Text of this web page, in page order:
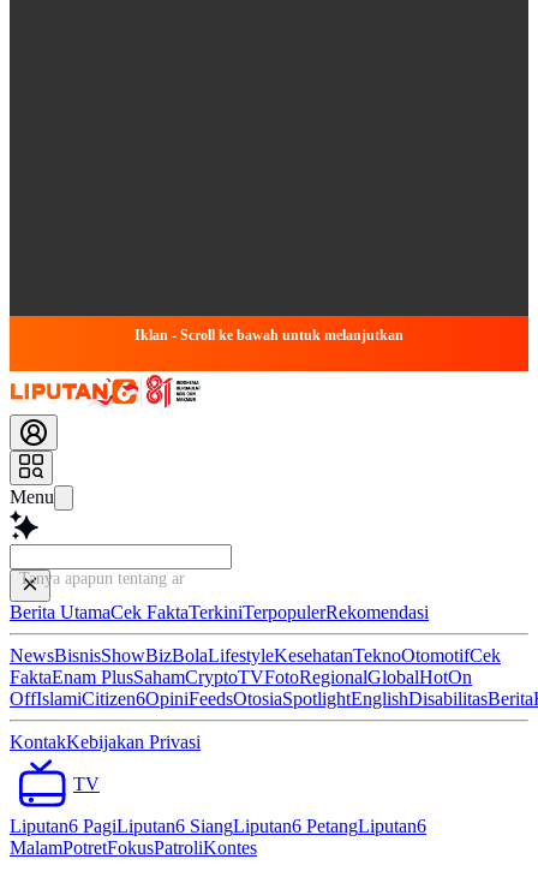
Iklan - Scroll ke bawah untuk melanjutkan
Menu
Tanya apapun tentang artikel i
Berita UtamaCek FaktaTerkiniTerpopulerRekomendasi
NewsBisnisShowBizBolaLifestyleKesehatanTeknoOtomotifCek
FaktaEnam PlusSahamCryptoTVFotoRegionalGlobalHotOn
OffIslamiCitizen6OpiniFeedsOtosiaSpotlightEnglishDisabilitasBerita
KontakKebijakan Privasi
TV
Liputan6 PagiLiputan6 SiangLiputan6 PetangLiputan6
MalamPotretFokusPatroliKontes